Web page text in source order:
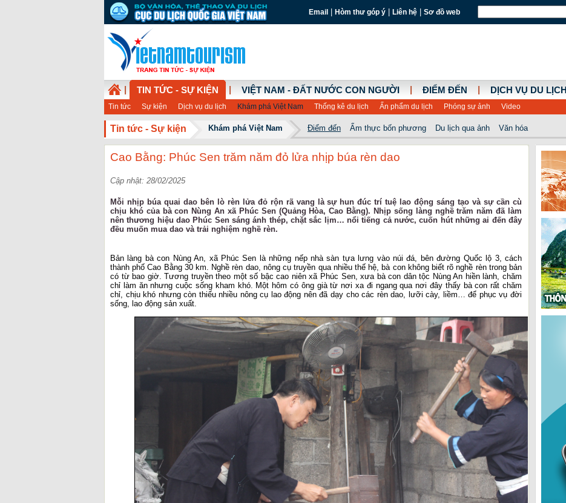
Email Hòm thư góp ý Liên hệ Sơ đồ web
TIN TỨC - SỰ KIỆN
Tin tức Sự kiện Dịch vụ du lịch Khám phá Việt Nam Thống kê du lịch Ấn phẩm du lịch Phóng sự ảnh Video
VIỆT NAM - ĐẤT NƯỚC CON NGƯỜI ĐIỂM ĐẾN DỊCH VỤ DU LỊCH
Tin tức - Sự kiện Khám phá Việt Nam Điểm đến Ẩm thực bốn phương Du lịch qua ảnh Văn hóa
Cao Bằng: Phúc Sen trăm năm đỏ lửa nhịp búa rèn dao
Cập nhật: 28/02/2025
Mỗi nhịp búa quai dao bên lò rèn lửa đỏ rộn rã vang là sự hun đúc trí tuệ lao động sáng tạo và sự cần cù
chịu khó của bà con Nùng An xã Phúc Sen (Quảng Hòa, Cao Bằng). Nhịp sống làng nghề trăm năm đã làm
nên thương hiệu dao Phúc Sen sáng ánh thép, chặt sắc lịm… nổi tiếng cả nước, cuốn hút những ai đến đây
đều muốn mua dao và trải nghiệm nghề rèn.
Bản làng bà con Nùng An, xã Phúc Sen là những nếp nhà sàn tựa lưng vào núi đá, bên đường Quốc lộ 3, cách
thành phố Cao Bằng 30 km. Nghề rèn dao, nông cụ truyền qua nhiều thế hệ, bà con không biết rõ nghề rèn trong bản
có từ bao giờ. Tương truyền theo một số bậc cao niên xã Phúc Sen, xưa bà con dân tộc Nùng An hiền lành, chăm
chỉ làm ăn nhưng cuộc sống kham khó. Một hôm có ông già từ nơi xa đi ngang qua nơi đây thấy bà con rất chăm
chỉ, chịu khó nhưng còn thiếu nhiều nông cụ lao động nên đã dạy cho các rèn dao, lưỡi cày, liềm… để phục vụ đời
sống, lao động sản xuất.